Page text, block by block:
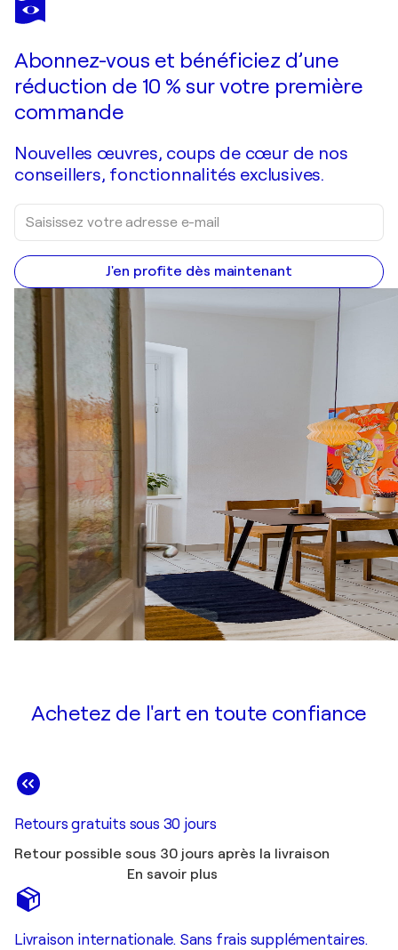
Abonnez-vous et bénéficiez d’une
réduction de 10 % sur votre première
commande
Nouvelles œuvres, coups de cœur de nos
conseillers, fonctionnalités exclusives.
J'en profite dès maintenant
Achetez de l'art en toute confiance
Retours gratuits sous 30 jours
Retour possible sous 30 jours après la livraison
En savoir plus
Livraison internationale. Sans frais supplémentaires.